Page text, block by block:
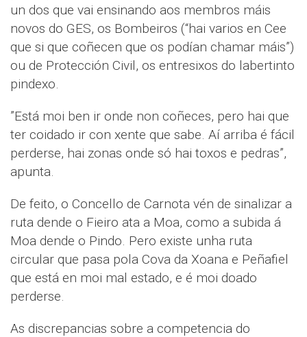
un dos que vai ensinando aos membros máis
novos do GES, os Bombeiros (“hai varios en Cee
que si que coñecen que os podían chamar máis”)
ou de Protección Civil, os entresixos do labertinto
pindexo.
”Está moi ben ir onde non coñeces, pero hai que
ter coidado ir con xente que sabe. Aí arriba é fácil
perderse, hai zonas onde só hai toxos e pedras”,
apunta.
De feito, o Concello de Carnota vén de sinalizar a
ruta dende o Fieiro ata a Moa, como a subida á
Moa dende o Pindo. Pero existe unha ruta
circular que pasa pola Cova da Xoana e Peñafiel
que está en moi mal estado, e é moi doado
perderse.
As discrepancias sobre a competencia do